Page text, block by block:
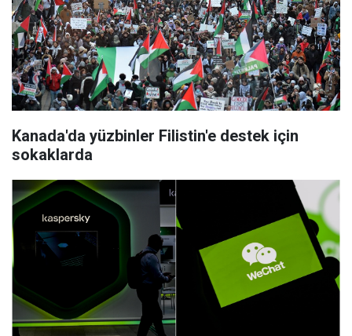
Kanada'da yüzbinler Filistin'e destek için
sokaklarda